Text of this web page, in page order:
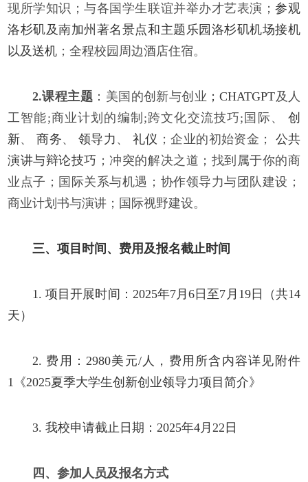
现所学知识 ； 与各国学生联谊并举办才艺表演 ； 参观
洛杉矶及南加州著名景点和主题乐园 洛杉矶机场接机
以及送机 ； 全程校园周边酒店住宿。
2.课程主题 ： 美国的创新与创业 ；CHATGPT及人
工智能;商业计划的编制 ;跨文化交流技巧; 国际、
创
新、 商务、 领导力 、 礼仪 ； 企业的初始资金 ；
公共
演讲与辩论技巧 ； 冲突的解决之道 ； 找到属于你的商
业点子 ； 国际关系与机遇 ； 协作领导力与团队建设 ；
商业计划书与演讲 ； 国际视野建设。
三、项目时间、费用及报名截止时间
1.项目开展时间： 2025年7月6日至7月19日（共14
天）
2. 费用： 2980美元/人，费用所含内容详见附件
1《2025夏季大学生创新创业领导力项目简介》
3. 我校申请截止日期： 2025年4月22日
四、 参加人员及报名方式